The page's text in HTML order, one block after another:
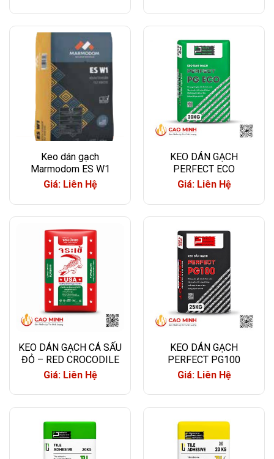
Keo dán gạch
Marmodom ES W1
Giá: Liên Hệ
KEO DÁN GẠCH
PERFECT ECO
Giá: Liên Hệ
KEO DÁN GẠCH CÁ SẤU
ĐỎ – RED CROCODILE
Giá: Liên Hệ
KEO DÁN GẠCH
PERFECT PG100
Giá: Liên Hệ